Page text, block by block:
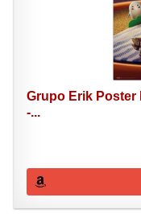
Grupo Erik Poster
-...